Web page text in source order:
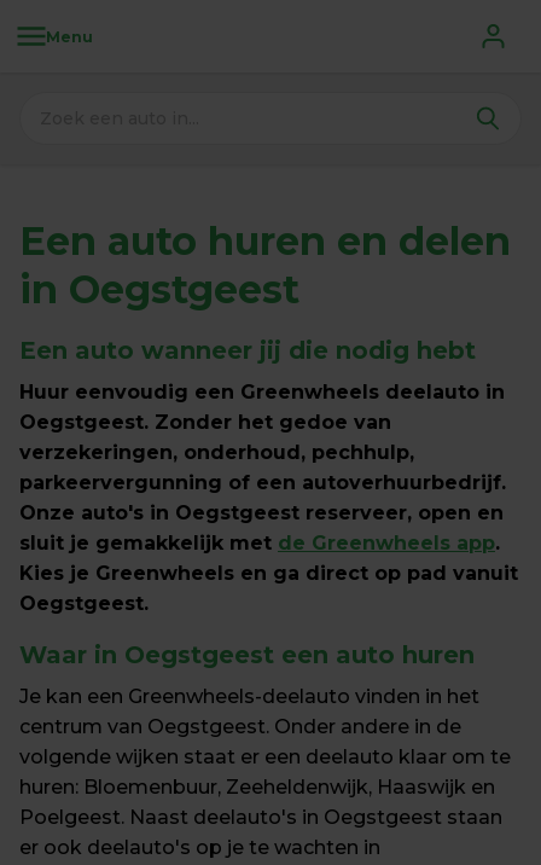
Menu
Een auto huren en delen
in Oegstgeest
Een auto wanneer jij die nodig hebt
Huur eenvoudig een Greenwheels deelauto in
Oegstgeest. Zonder het gedoe van
verzekeringen, onderhoud, pechhulp,
parkeervergunning of een autoverhuurbedrijf.
Onze auto's in Oegstgeest reserveer, open en
sluit je gemakkelijk met de Greenwheels app.
Kies je Greenwheels en ga direct op pad vanuit
Oegstgeest.
Waar in Oegstgeest een auto huren
Je kan een Greenwheels-deelauto vinden in het
centrum van Oegstgeest. Onder andere in de
volgende wijken staat er een deelauto klaar om te
huren: Bloemenbuur, Zeeheldenwijk, Haaswijk en
Poelgeest. Naast deelauto's in Oegstgeest staan
er ook deelauto's op je te wachten in